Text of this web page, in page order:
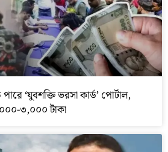
‘যুবশক্তি ভরসা কার্ড’ পোর্টাল,
৩,০০০ টাকা